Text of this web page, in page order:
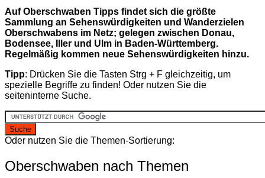
Auf Oberschwaben Tipps findet sich die größte
Sammlung an Sehenswürdigkeiten und Wanderzielen
Oberschwabens im Netz; gelegen zwischen Donau,
Bodensee, Iller und Ulm in Baden-Württemberg.
Regelmäßig kommen neue Sehenswürdigkeiten hinzu.
Tipp: Drücken Sie die Tasten Strg + F gleichzeitig, um
spezielle Begriffe zu finden! Oder nutzen Sie die
seiteninterne Suche.
Oder nutzen Sie die Themen-Sortierung:
Oberschwaben nach Themen